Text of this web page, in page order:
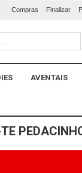
Compras Finalizar
AVENTAIS